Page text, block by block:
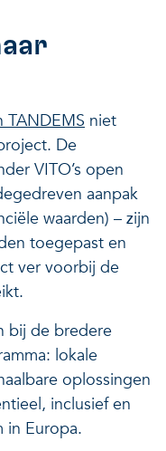
TANDEMS niet
De
VITO’s open
aanpak
waarden) – zijn
toegepast en
ver voorbij de
bij de bredere
lokale
oplossingen
inclusief en
in Europa.